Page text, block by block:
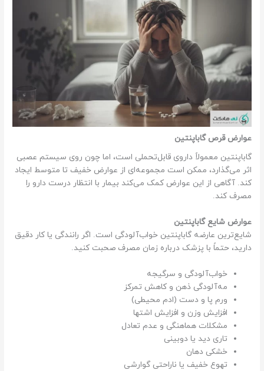
عوارض قرص گاباپنتین
گاباپنتین معمولاً داروی قابل‌تحملی است، اما چون روی سیستم عصبی
اثر می‌گذارد، ممکن است مجموعه‌ای از عوارض خفیف تا متوسط ایجاد
کند. آگاهی از این عوارض کمک می‌کند بیمار با انتظار درست دارو را
مصرف کند.
عوارض شایع گاباپنتین
شایع‌ترین عارضه گاباپنتین خواب‌آلودگی است. اگر رانندگی یا کار دقیق
دارید، حتماً با پزشک درباره زمان مصرف صحبت کنید.
خواب‌آلودگی و سرگیجه
مه‌آلودگی ذهن و کاهش تمرکز
ورم پا و دست (ادم محیطی)
افزایش وزن و افزایش اشتها
مشکلات هماهنگی و عدم تعادل
تاری دید یا دوبینی
خشکی دهان
تهوع خفیف یا ناراحتی گوارشی